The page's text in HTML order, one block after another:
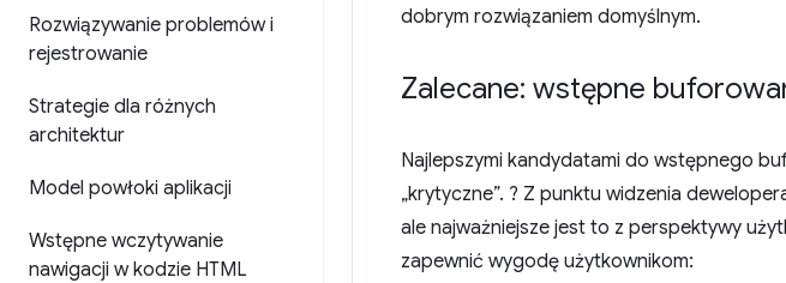
Rozwiązywanie problemów i
rejestrowanie
Strategie dla różnych
architektur
Model powłoki aplikacji
Wstępne wczytywanie
nawigacji w kodzie HTML
dobrym rozwiązaniem domyślnym.
Zalecane: wstępne
Najlepszymi kandydatami do wstępnego
„krytyczne”. ? Z punktu widzenia
ale najważniejsze jest to z perspektywy
zapewnić wygodę użytkownikom: